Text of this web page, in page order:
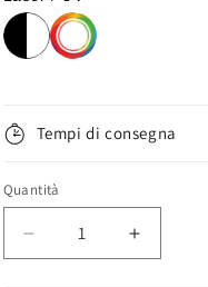
Tempi di consegna
Quantità